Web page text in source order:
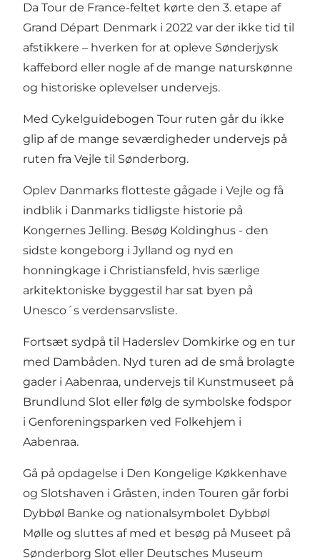
Da Tour de France-feltet kørte den 3. etape af
Grand Départ Denmark i 2022 var der ikke tid til
afstikkere – hverken for at opleve Sønderjysk
kaffebord eller nogle af de mange naturskønne
og historiske oplevelser undervejs.
Med Cykelguidebogen Tour ruten går du ikke
glip af de mange seværdigheder undervejs på
ruten fra Vejle til Sønderborg.
Oplev Danmarks flotteste gågade i Vejle og få
indblik i Danmarks tidligste historie på
Kongernes Jelling. Besøg Koldinghus - den
sidste kongeborg i Jylland og nyd en
honningkage i Christiansfeld, hvis særlige
arkitektoniske byggestil har sat byen på
Unesco´s verdensarvsliste.
Fortsæt sydpå til Haderslev Domkirke og en tur
med Dambåden. Nyd turen ad de små brolagte
gader i Aabenraa, undervejs til Kunstmuseet på
Brundlund Slot eller følg de symbolske fodspor
i Genforeningsparken ved Folkehjem i
Aabenraa.
Gå på opdagelse i Den Kongelige Køkkenhave
og Slotshaven i Gråsten, inden Touren går forbi
Dybbøl Banke og nationalsymbolet Dybbøl
Mølle og sluttes af med et besøg på Museet på
Sønderborg Slot eller Deutsches Museum